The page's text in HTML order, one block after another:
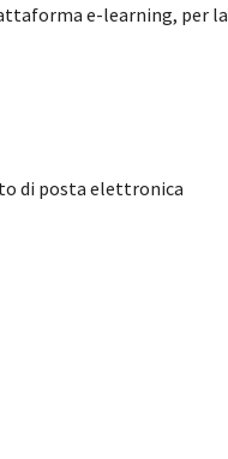
e-learning, per la
di posta elettronica